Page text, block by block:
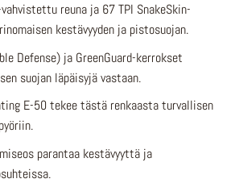
reuna ja 67 TPI SnakeSkin-
kestävyyden ja pistosuojan.
Defense) ja GreenGuard-kerrokset
suojan läpäisyjä vastaan.
E-50 tekee tästä renkaasta turvallisen
parantaa kestävyyttä ja